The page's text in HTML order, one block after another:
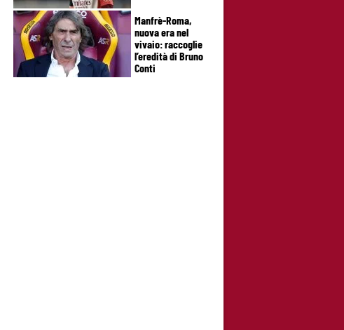
Manfrè-Roma,
nuova era nel
vivaio: raccoglie
l’eredità di Bruno
Conti